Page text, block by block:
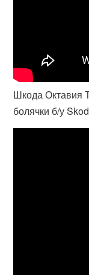
Шкода Октавия
болячки б/у